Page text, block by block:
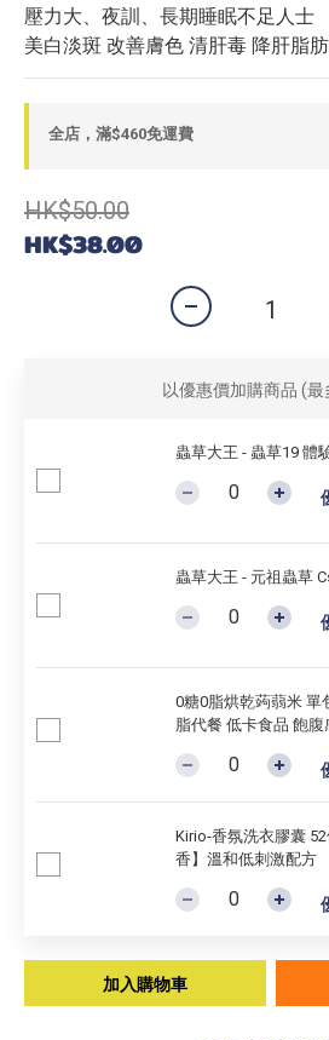
壓力大、夜訓、長期睡眠不足人士
美白淡斑 改善膚色 清肝毒 降肝脂
全店，滿$460免運費
HK$50.00
HK$38.00
以優惠價加購商品 (最
蟲草大王 - 蟲草19 體
蟲草大王 - 元祖蟲草
0糖0脂烘乾蒟蒻米 單
脂代餐 低卡食品 飽
Kirio-香氛洗衣膠囊
香】溫和低刺激配方
加入購物車